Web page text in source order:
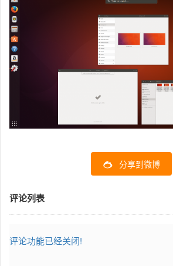
分享到微博
评论列表
评论功能已经关闭!